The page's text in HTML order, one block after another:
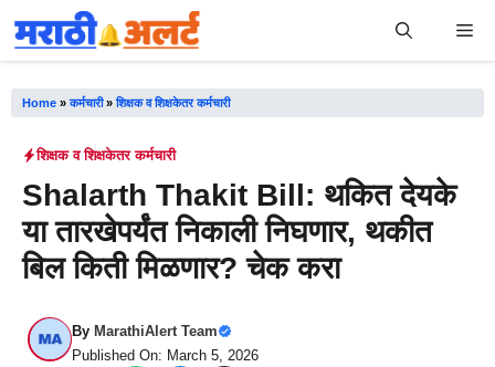
Skip
to
Home »कर्मचारी»शिक्षक व शिक्षकेतर कर्मचारी
शिक्षक व शिक्षकेतर कर्मचारी
Shalarth Thakit Bill: थकित देयके
या तारखेपर्यंत निकाली निघणार, थकीत
बिल किती मिळणार? चेक करा
By MarathiAlert Team
Published On: March 5, 2026